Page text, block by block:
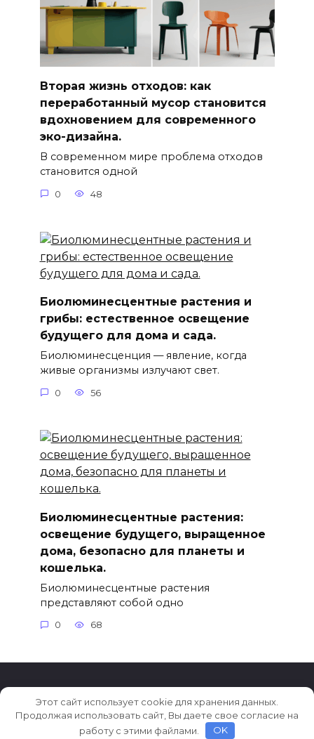
Вторая жизнь отходов: как
переработанный мусор становится
вдохновением для современного
эко-дизайна.
В современном мире проблема отходов
становится одной
0 48
Биолюминесцентные растения и
грибы: естественное освещение
будущего для дома и сада.
Биолюминесценция — явление, когда
живые организмы излучают свет.
0 56
Биолюминесцентные растения:
освещение будущего, выращенное
дома, безопасно для планеты и
кошелька.
Биолюминесцентные растения
представляют собой одно
0 68
© 2026 Тренды в дизайне
Этот сайт использует cookie для хранения данных.
Продолжая использовать сайт, Вы даете свое согласие на
работу с этими файлами.
OK